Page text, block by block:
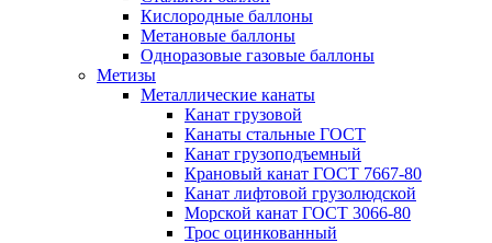
Кислородные баллоны
Метановые баллоны
Одноразовые газовые баллоны
Метизы
Металлические канаты
Канат грузовой
Канаты стальные ГОСТ
Канат грузоподъемный
Крановый канат ГОСТ 7667-80
Канат лифтовой грузолюдской
Морской канат ГОСТ 3066-80
Трос оцинкованный